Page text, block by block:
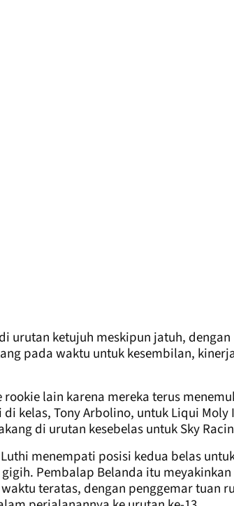
urutan ketujuh meskipun jatuh,
pada waktu untuk kesembilan,
rookie lain karena mereka terus
kelas, Tony Arbolino, untuk Liqui Moly
di urutan kesebelas untuk Sky
menempati posisi kedua belas
gigih. Pembalap Belanda itu
teratas, dengan penggemar tuan